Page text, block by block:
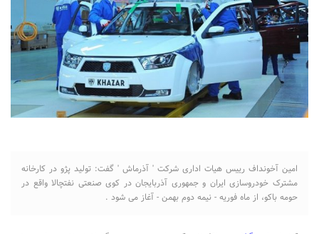
امین آخونداف رییس هیات اداری شرکت ' آذرماش ' گفت: تولید پژو در کارخانه
مشترک خودروسازی ایران و جمهوری آذربایجان در کوی صنعتی نفتچالا واقع در
حومه باکو، از ماه فوریه - نیمه دوم بهمن - آغاز می شود .